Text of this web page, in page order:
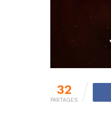
32
PARTAGES